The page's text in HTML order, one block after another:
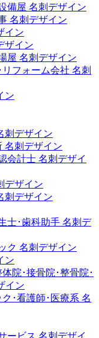
備屋 名刺デザイン
名刺デザイン
イン
ザイン
屋 名刺デザイン
フォーム会社 名刺
ン
刺デザイン
名刺デザイン
会計士 名刺デザイ
デザイン
刺デザイン
士･歯科助手 名刺デ
ク 名刺デザイン
ン
院･接骨院･整骨院･
イン
･看護師･医療系 名
ービス 名刺デザイ